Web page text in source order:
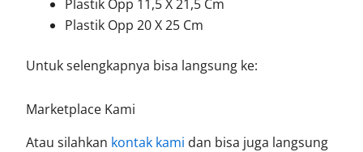
Plastik Opp 11,5 X 21,5 Cm
Plastik Opp 20 X 25 Cm
Untuk selengkapnya bisa langsung ke:
Marketplace Kami
Atau silahkan kontak kami dan bisa juga langsung